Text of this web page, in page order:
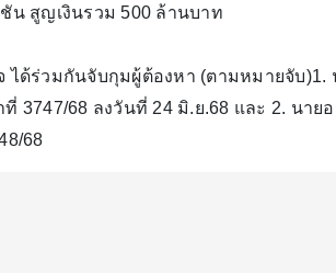
น สูญเงินรวม 500 ล้านบาท
ได้ร่วมกันจับกุมผู้ต้องหา (ตามหมายจับ
3747/68 ลงวันที่ 24 มิ.ย.68 และ ​​2. นา
68